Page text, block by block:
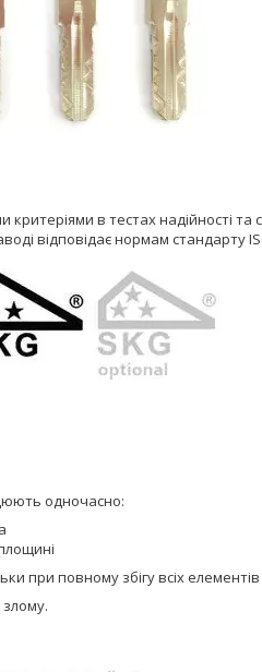
в тестах надійності та
відповідає нормам стандарту
одночасно:
при повному збігу всіх